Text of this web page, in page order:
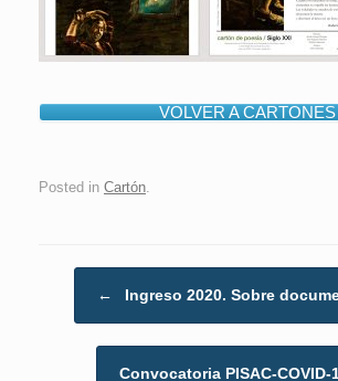
VOLVER A CARTONES
Posted in Cartón
← Ingreso 2020. Sobre
Convocatoria PISAC-COVID-